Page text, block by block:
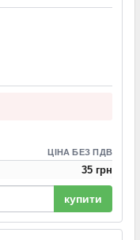
ЦІНА БЕЗ ПДВ
35 грн
купити